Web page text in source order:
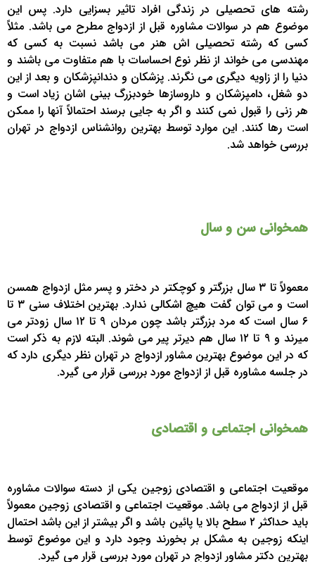
رشته های تحصیلی در زندگی افراد تاثیر بسزایی دارد. پس این
موضوع هم در سوالات مشاوره قبل از ازدواج مطرح می باشد. مثلاً
کسی که رشته تحصیلی اش هنر می باشد نسبت به کسی که
مهندسی می خواند از نظر نوع احساسات با هم متفاوت می باشند و
دنیا را از زاویه دیگری می نگرند. پزشکان و دندانپزشکان و بعد از این
دو شغل، دامپزشکان و داروسازها خودبزرگ بینی اشان زیاد است و
هر زنی را قبول نمی کنند و اگر به جایی برسند احتمالاً آنها را ممکن
است رها کنند. این موارد توسط بهترین روانشناس ازدواج در تهران
بررسی خواهد شد.
همخوانی سن و سال
معمولاً تا ۳ سال بزرگتر و کوچکتر در دختر و پسر مثل ازدواج همسن
است و می توان گفت هیچ اشکالی ندارد. بهترین اختلاف سنی ۳ تا
۶ سال است که مرد بزرگتر باشد چون مردان ۹ تا ۱۲ سال زودتر می
میرند و ۹ تا ۱۲ سال هم دیرتر پیر می شوند. البته لازم به ذکر است
که در این موضوع بهترین مشاور ازدواج در تهران نظر دیگری دارد که
در جلسه مشاوره قبل از ازدواج مورد بررسی قرار می گیرد.
همخوانی اجتماعی و اقتصادی
موقعیت اجتماعی و اقتصادی زوجین یکی از دسته سوالات مشاوره
قبل از ازدواج می باشد. موقعیت اجتماعی و اقتصادی زوجین معمولاً
باید حداکثر ۲ سطح بالا یا پائین باشد و اگر بیشتر از این باشد احتمال
اینکه زوجین به مشکل بر بخورند وجود دارد و این موضوع توسط
بهترین دکتر مشاور ازدواج در تهران مورد بررسی قرار می گیرد.